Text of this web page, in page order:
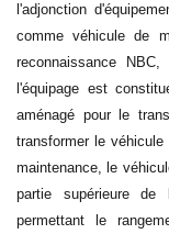
l'adjonction
comme véhicule de
reconnaissance
l'équipage est
aménagé pour le
transformer le
maintenance, le
partie supérieure
permettant le